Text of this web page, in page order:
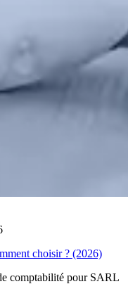
choisir ? (2026)
comptabilité pour SARL